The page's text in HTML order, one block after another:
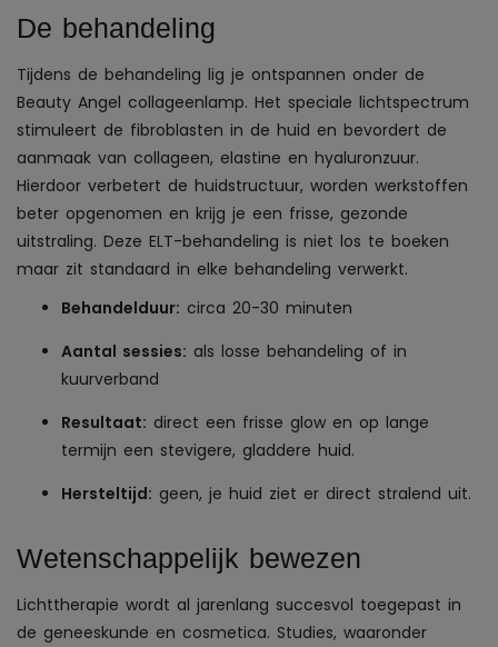
De behandeling
Tijdens de behandeling lig je ontspannen onder de
Beauty Angel collageenlamp. Het speciale lichtspectrum
stimuleert de fibroblasten in de huid en bevordert de
aanmaak van collageen, elastine en hyaluronzuur.
Hierdoor verbetert de huidstructuur, worden werkstoffen
beter opgenomen en krijg je een frisse, gezonde
uitstraling. Deze ELT-behandeling is niet los te boeken
maar zit standaard in elke behandeling verwerkt.
Behandelduur: circa 20-30 minuten
Aantal sessies: als losse behandeling of in
kuurverband
Resultaat: direct een frisse glow en op lange
termijn een stevigere, gladdere huid.
Hersteltijd: geen, je huid ziet er direct stralend uit.
Wetenschappelijk bewezen
Lichttherapie wordt al jarenlang succesvol toegepast in
de geneeskunde en cosmetica. Studies, waaronder